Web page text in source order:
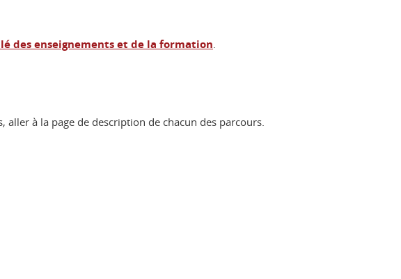
des enseignements et de la formation.
à la page de description de chacun des parcours.